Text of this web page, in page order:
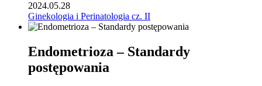
2024.05.28
Ginekologia i Perinatologia cz. II
Endometrioza – Standardy
postępowania